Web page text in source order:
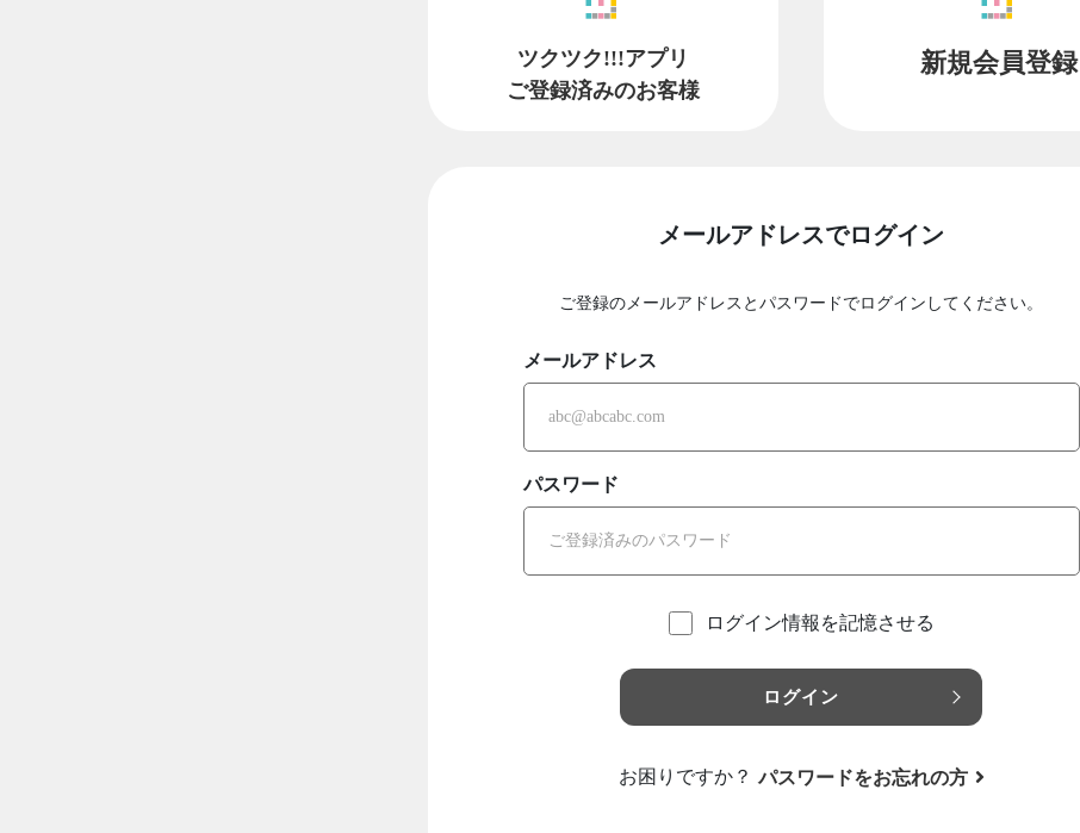
ツクツク!!!アプリ
ご登録済みのお客様
新規会員登録
メールアドレスでログイン
ご登録のメールアドレスとパスワードでログインしてください。
メールアドレス
パスワード
ログイン情報を記憶させる
ログイン
お困りですか？ パスワードをお忘れの方